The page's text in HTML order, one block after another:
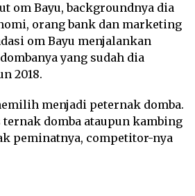
om Bayu, backgroundnya dia
orang bank dan marketing
om Bayu menjalankan
yang sudah dia
2018.
menjadi peternak domba.
domba ataupun kambing
peminatnya, competitor-nya